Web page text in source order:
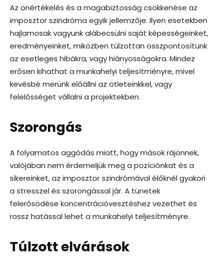
Az önértékelés és a magabiztosság csökkenése az
imposztor szindróma egyik jellemzője. Ilyen esetekben
hajlamosak vagyunk alábecsülni saját képességeinket,
eredményeinket, miközben túlzottan összpontosítunk
az esetleges hibákra, vagy hiányosságokra. Mindez
erősen kihathat a munkahelyi teljesítményre, mivel
kevésbé merünk előállni az ötleteinkkel, vagy
felelősséget vállalni a projektekben.
Szorongás
A folyamatos aggódás miatt, hogy mások rájönnek,
valójában nem érdemeljük meg a pozíciónkat és a
sikereinket, az imposztor szindrómával élőknél gyakori
a stresszel és szorongással jár. A tünetek
felerősödése koncentrációvesztéshez vezethet és
rossz hatással lehet a munkahelyi teljesítményre.
Túlzott elvárások